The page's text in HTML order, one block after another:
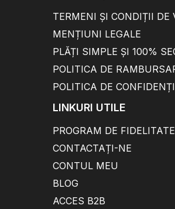
TERMENI ȘI CONDIȚII DE
MENȚIUNI LEGALE
PLĂȚI SIMPLE ȘI 100%
POLITICA DE
POLITICA DE
LINKURI UTILE
PROGRAM DE FIDELITATE
CONTACTAȚI-NE
CONTUL MEU
BLOG
ACCES B2B